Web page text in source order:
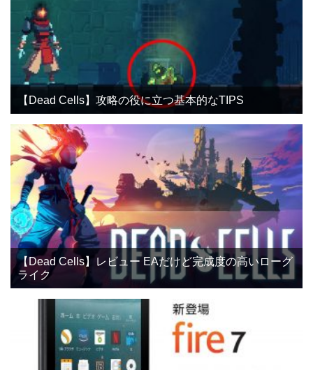
【Dead Cells】攻略の役に立つ基本的なTIPS
【Dead Cells】レビュー EAだけど完成度の高いローグ
ライク